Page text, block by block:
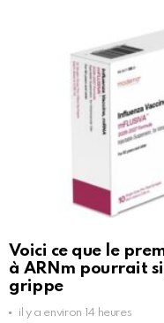
Voici ce que le
à ARNm pourrait
grippe
il y a environ 14 heures